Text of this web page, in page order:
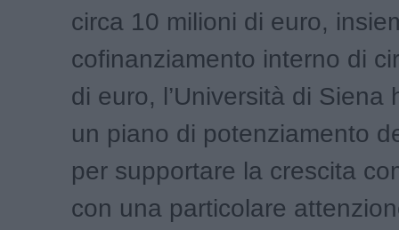
circa 10 milioni di euro,
cofinanziamento interno di
di euro, l’Università di Siena
un piano di potenziamento
per supportare la crescita
con una particolare